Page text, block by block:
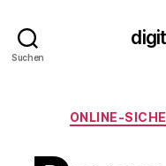
Suchen